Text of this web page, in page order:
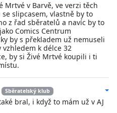
Mrtvé v Barvě, ve verzi těch
slipcasem, vlastně by to
z řad sběratelů a navíc by to
Comics Centrum
by s překladem už nemuseli
vzhledem k délce 32
by si Živé Mrtvé koupili i ti
Sběratelský klub
bral, i když to mám už v AJ